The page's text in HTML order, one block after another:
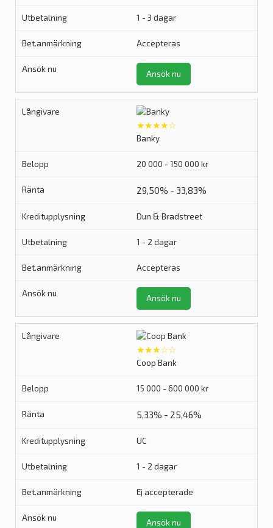
1 - 3 dagar
Accepteras
Ansök nu
★★★★☆
Banky
20 000 - 150 000 kr
29,50% - 33,83%
Dun & Bradstreet
1 - 2 dagar
Accepteras
Ansök nu
★★★☆☆
Coop Bank
15 000 - 600 000 kr
5,33% - 25,46%
UC
1 - 2 dagar
Ej accepterade
Ansök nu